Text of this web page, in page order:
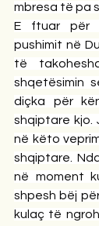
mbresa të pa
E ftuar për
pushimit në
të
shqetësimin
diçka për
shqiptare kjo.
në këto
shqiptare.
në moment
shpesh bëj
kulaç të